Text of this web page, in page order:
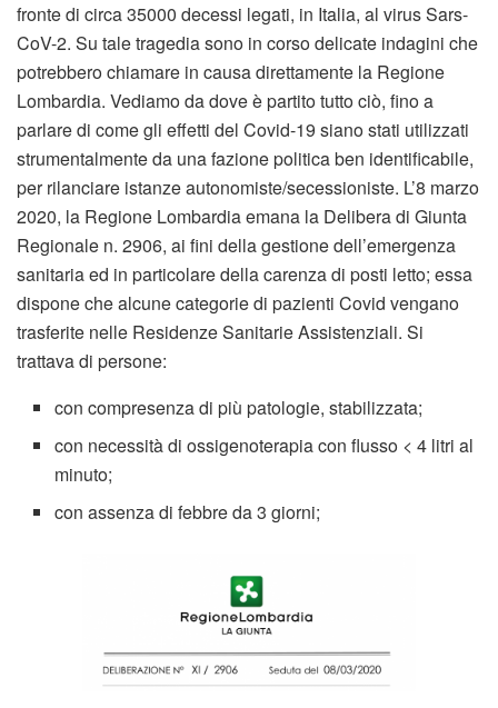
fronte di circa 35000 decessi legati, in Italia, al virus Sars-
CoV-2. Su tale tragedia sono in corso delicate indagini che
potrebbero chiamare in causa direttamente la Regione
Lombardia. Vediamo da dove è partito tutto ciò, fino a
parlare di come gli effetti del Covid-19 siano stati utilizzati
strumentalmente da una fazione politica ben identificabile,
per rilanciare istanze autonomiste/secessioniste. L’8 marzo
2020, la Regione Lombardia emana la Delibera di Giunta
Regionale n. 2906, ai fini della gestione dell’emergenza
sanitaria ed in particolare della carenza di posti letto; essa
dispone che alcune categorie di pazienti Covid vengano
trasferite nelle Residenze Sanitarie Assistenziali. Si
trattava di persone:
con compresenza di più patologie, stabilizzata;
con necessità di ossigenoterapia con flusso < 4 litri al
minuto;
con assenza di febbre da 3 giorni;